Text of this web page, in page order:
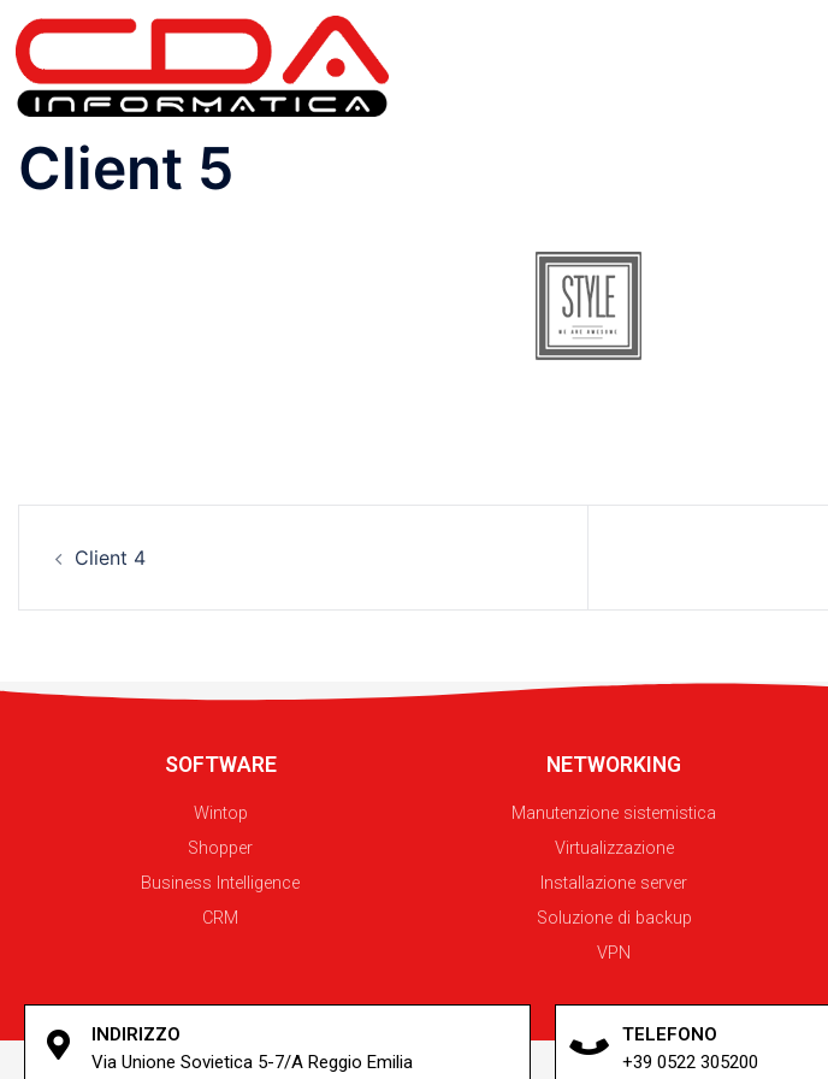
Client 5
Client 4
SOFTWARE
Wintop
Shopper
Business Intelligence
CRM
NETWORKING
Manutenzione sistemistica
Virtualizzazione
Installazione server
Soluzione di backup
VPN
INDIRIZZO
Via Unione Sovietica 5-7/A Reggio Emilia
TELEFONO
+39 0522 305200